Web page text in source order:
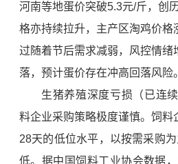
河南等地蛋价突破5.3元/斤，创
格亦持续拉升，主产区淘鸡价格
过随着节后需求减弱，风控情绪
落，预计蛋价存在冲高回落风险。
生猪养殖深度亏损（已连
料企业采购策略极度谨慎。饲料
28天的低位水平，以按需采购
低。据中国饲料工业协会数据